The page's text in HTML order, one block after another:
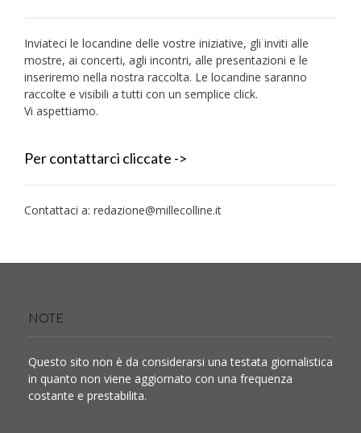
Inviateci le locandine delle vostre iniziative, gli inviti alle
mostre, ai concerti, agli incontri, alle presentazioni e le
inseriremo nella nostra raccolta. Le locandine saranno
raccolte e visibili a tutti con un semplice click.
Vi aspettiamo.
Per contattarci cliccate ->
Contattaci a: redazione@millecolline.it
NOTE
Questo sito non è da considerarsi una testata giornalistica
in quanto non viene aggiornato con una frequenza
costante e prestabilita.